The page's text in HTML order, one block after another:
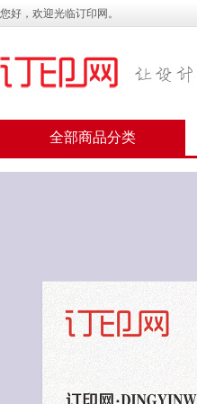
您好，欢迎光临订印网。
全部商品分类